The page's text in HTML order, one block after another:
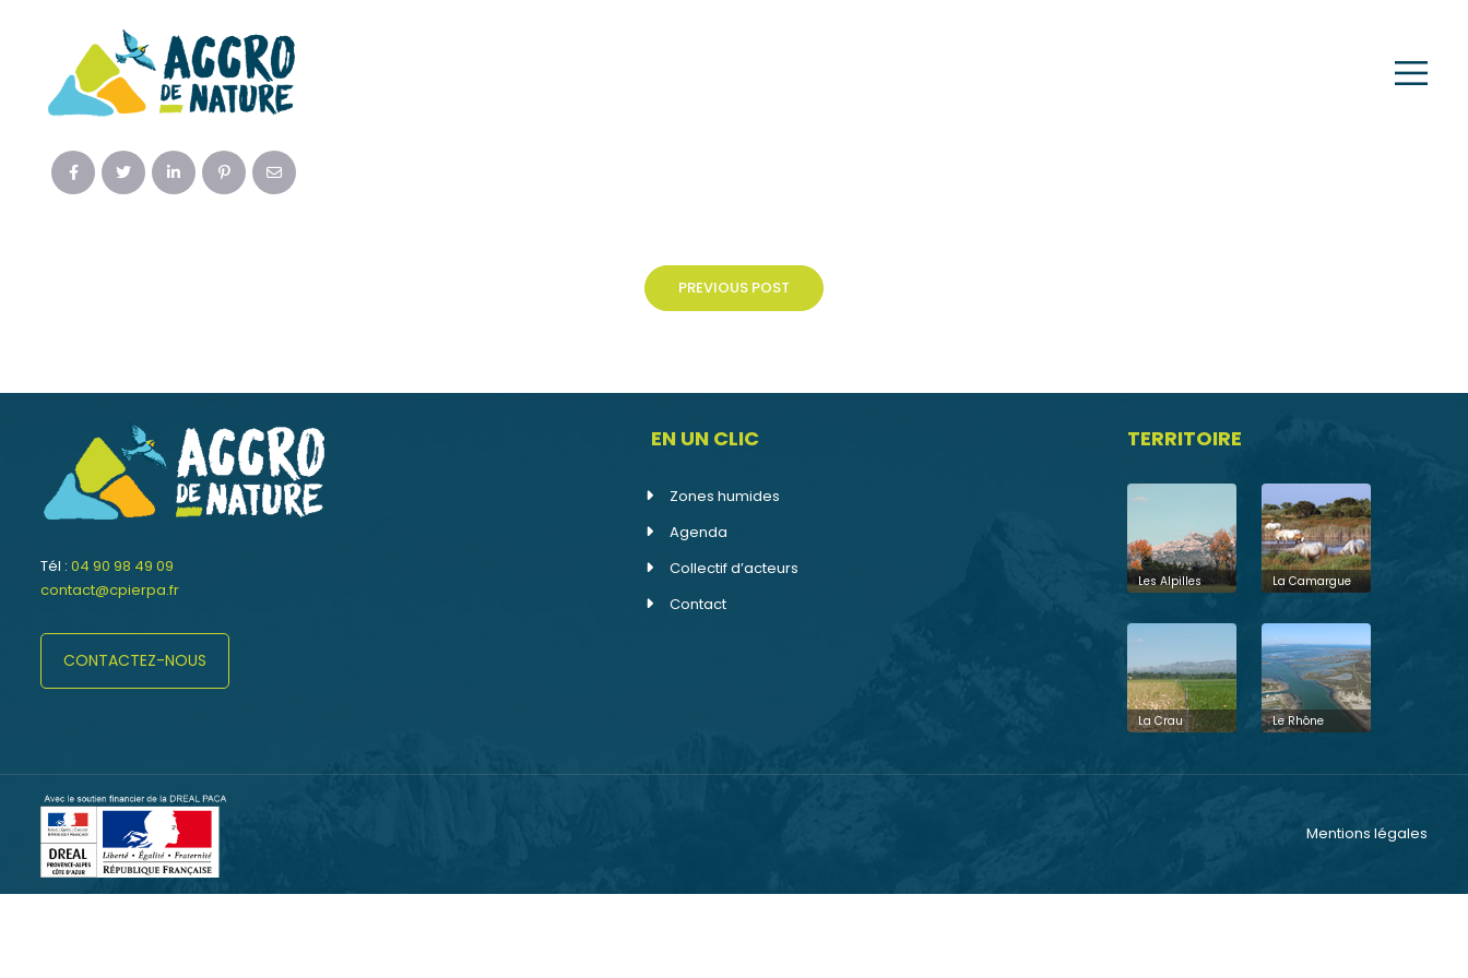
PREVIOUS POST
Tél : 04 90 98 49 09
contact@cpierpa.fr
CONTACTEZ-NOUS
EN UN CLIC
Zones humides
Agenda
Collectif d’acteurs
Contact
TERRITOIRE
Les Alpilles La Camargue
La Crau Le Rhône
Mentions légales